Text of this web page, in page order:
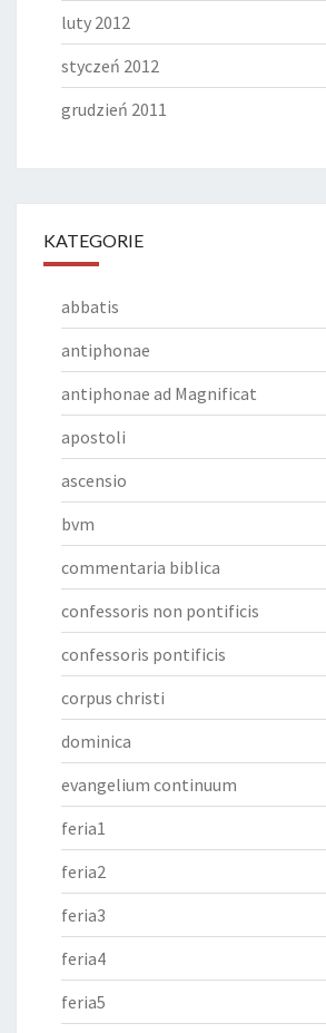
luty 2012
styczeń 2012
grudzień 2011
KATEGORIE
abbatis
antiphonae
antiphonae ad Magnificat
apostoli
ascensio
bvm
commentaria biblica
confessoris non pontificis
confessoris pontificis
corpus christi
dominica
evangelium continuum
feria1
feria2
feria3
feria4
feria5